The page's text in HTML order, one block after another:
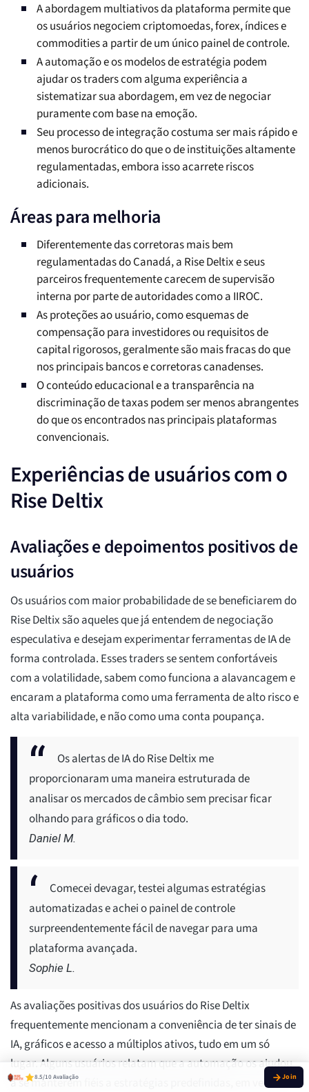
A abordagem multiativos da plataforma permite que
os usuários negociem criptomoedas, forex, índices e
commodities a partir de um único painel de controle.
A automação e os modelos de estratégia podem
ajudar os traders com alguma experiência a
sistematizar sua abordagem, em vez de negociar
puramente com base na emoção.
Seu processo de integração costuma ser mais rápido e
menos burocrático do que o de instituições altamente
regulamentadas, embora isso acarrete riscos
adicionais.
Áreas para melhoria
Diferentemente das corretoras mais bem
regulamentadas do Canadá, a Rise Deltix e seus
parceiros frequentemente carecem de supervisão
interna por parte de autoridades como a IIROC.
As proteções ao usuário, como esquemas de
compensação para investidores ou requisitos de
capital rigorosos, geralmente são mais fracas do que
nos principais bancos e corretoras canadenses.
O conteúdo educacional e a transparência na
discriminação de taxas podem ser menos abrangentes
do que os encontrados nas principais plataformas
convencionais.
Experiências de usuários com o
Rise Deltix
Avaliações e depoimentos positivos de
usuários
Os usuários com maior probabilidade de se beneficiarem do
Rise Deltix são aqueles que já entendem de negociação
especulativa e desejam experimentar ferramentas de IA de
forma controlada. Esses traders se sentem confortáveis
com a volatilidade, sabem como funciona a alavancagem e
encaram a plataforma como uma ferramenta de alto risco e
alta variabilidade, e não como uma conta poupança.
Os alertas de IA do Rise Deltix me
proporcionaram uma maneira estruturada de
analisar os mercados de câmbio sem precisar ficar
olhando para gráficos o dia todo.
Daniel M.
Comecei devagar, testei algumas estratégias
automatizadas e achei o painel de controle
surpreendentemente fácil de navegar para uma
plataforma avançada.
Sophie L.
As avaliações positivas dos usuários do Rise Deltix
frequentemente mencionam a conveniência de ter sinais de
IA, gráficos e acesso a múltiplos ativos, tudo em um só
lugar. Alguns usuários relatam que a automação os ajudou
a se manterem fiéis a estratégias predefinidas, em vez de
8.5/10 Avaliação